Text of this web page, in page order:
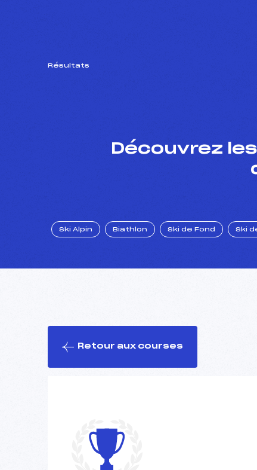
Résultats
Découvrez
Ski Alpin Biathlon Ski de Fond Ski
Retour aux courses